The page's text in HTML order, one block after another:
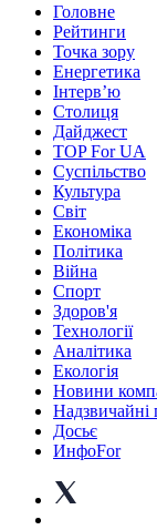
Головне
Рейтинги
Точка зору
Енергетика
Інтерв’ю
Столиця
Дайджест
TOP For UA
Суспiльство
Культура
Світ
Економіка
Політика
Війна
Спорт
Здоров'я
Технології
Аналітика
Екологія
Новини
Надзвичайні
Досьє
ИнфоFor